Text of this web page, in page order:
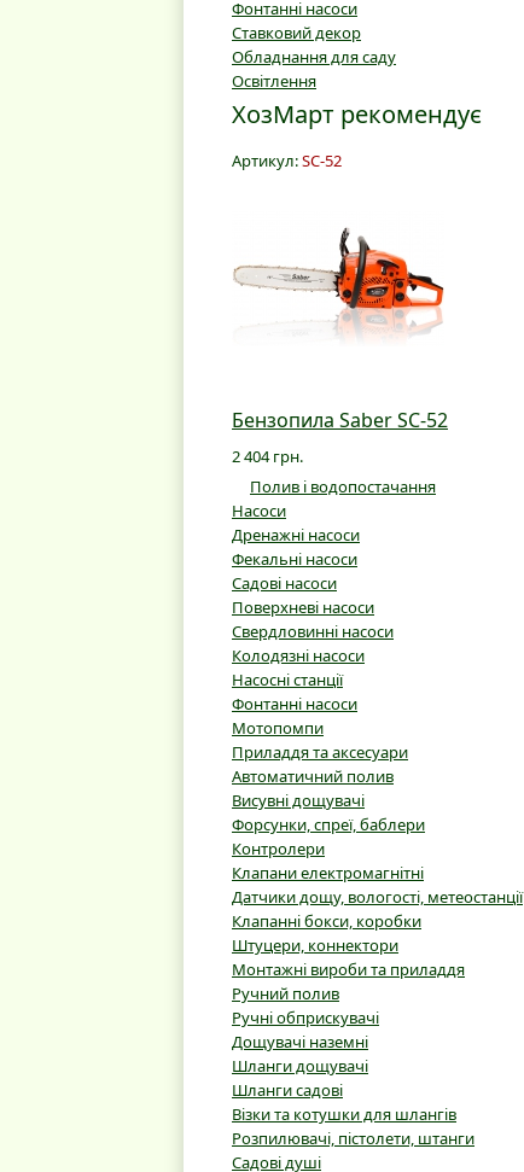
Фонтанні насоси
Ставковий декор
Обладнання для саду
Освітлення
ХозМарт рекомендує
Артикул:SC-52
Бензопила Saber SC-52
2 404 грн.
Полив і водопостачання
Насоси
Дренажні насоси
Фекальні насоси
Садові насоси
Поверхневі насоси
Свердловинні насоси
Колодязні насоси
Насосні станції
Фонтанні насоси
Мотопомпи
Приладдя та аксесуари
Автоматичний полив
Висувні дощувачі
Форсунки, спреї, баблери
Контролери
Клапани електромагнітні
Датчики дощу, вологості, метеостанції
Клапанні бокси, коробки
Штуцери, коннектори
Монтажні вироби та приладдя
Ручний полив
Ручні обприскувачі
Дощувачі наземні
Шланги дощувачі
Шланги садові
Візки та котушки для шлангів
Розпилювачі, пістолети, штанги
Садові душі